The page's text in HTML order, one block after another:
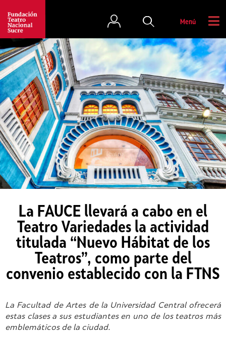
Menú
La FAUCE llevará a cabo en el
Teatro Variedades la actividad
titulada “Nuevo Hábitat de los
Teatros”, como parte del
convenio establecido con la FTNS
La Facultad de Artes de la Universidad Central ofrecerá
estas clases a sus estudiantes en uno de los teatros más
emblemáticos de la ciudad.